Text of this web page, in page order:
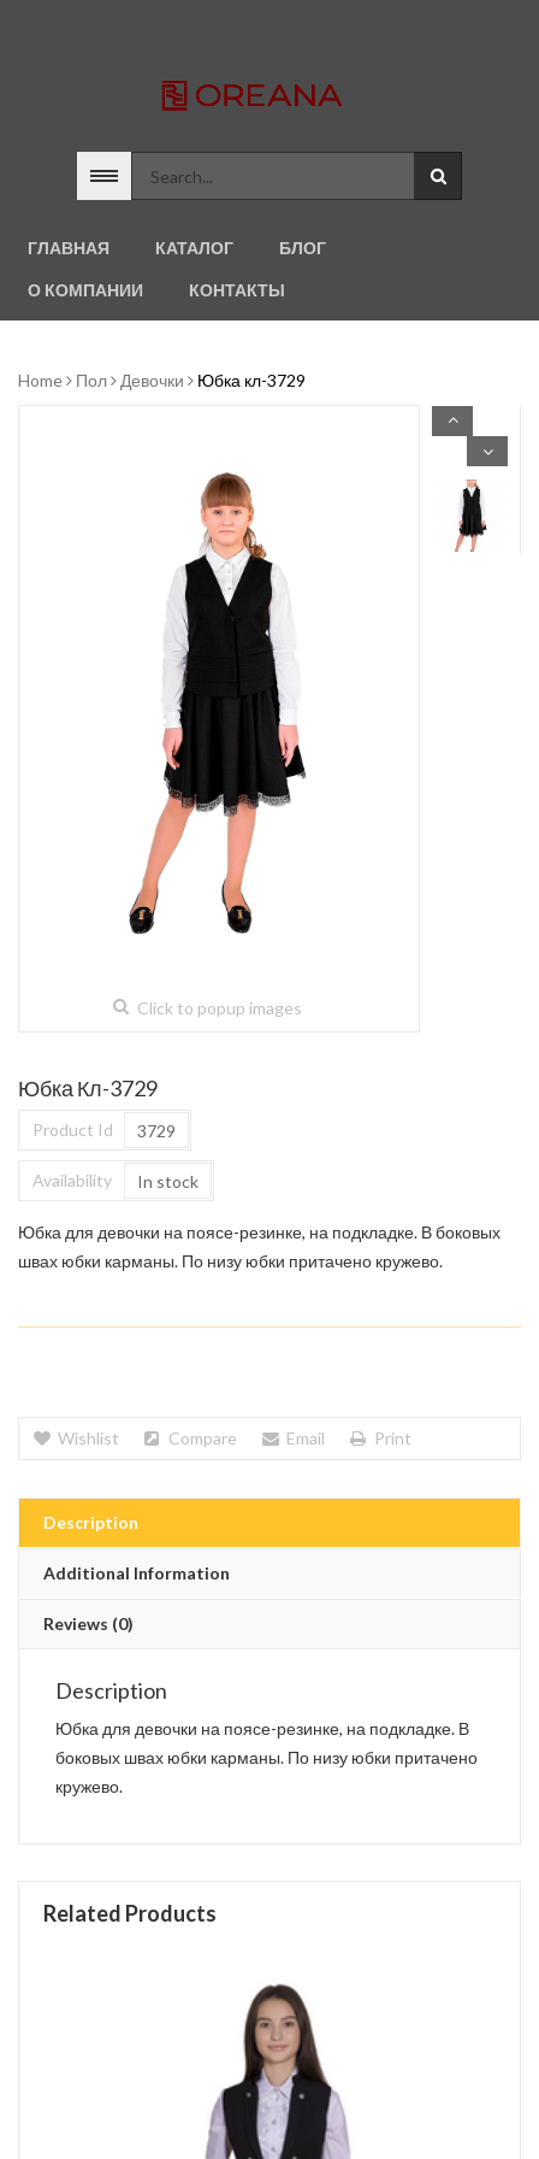
ГЛАВНАЯ КАТАЛОГ БЛОГ
О КОМПАНИИ КОНТАКТЫ
Home Пол Девочки Юбка кл-3729
Click to popup images
Юбка Кл-3729
Product Id 3729
Availability In stock
Юбка для девочки на поясе-резинке, на подкладке. В боковых
швах юбки карманы. По низу юбки притачено кружево.
Wishlist Compare Email Print
Description
Additional Information
Reviews (0)
Description
Юбка для девочки на поясе-резинке, на подкладке. В
боковых швах юбки карманы. По низу юбки притачено
кружево.
Related Products